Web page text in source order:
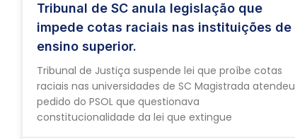
Tribunal de SC anula legislação que
impede cotas raciais nas instituições de
ensino superior.
Tribunal de Justiça suspende lei que proíbe cotas
raciais nas universidades de SC Magistrada atendeu
pedido do PSOL que questionava
constitucionalidade da lei que extingue